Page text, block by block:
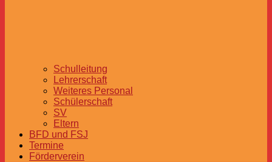
Schulleitung
Lehrerschaft
Weiteres Personal
Schülerschaft
SV
Eltern
BFD und FSJ
Termine
Förderverein